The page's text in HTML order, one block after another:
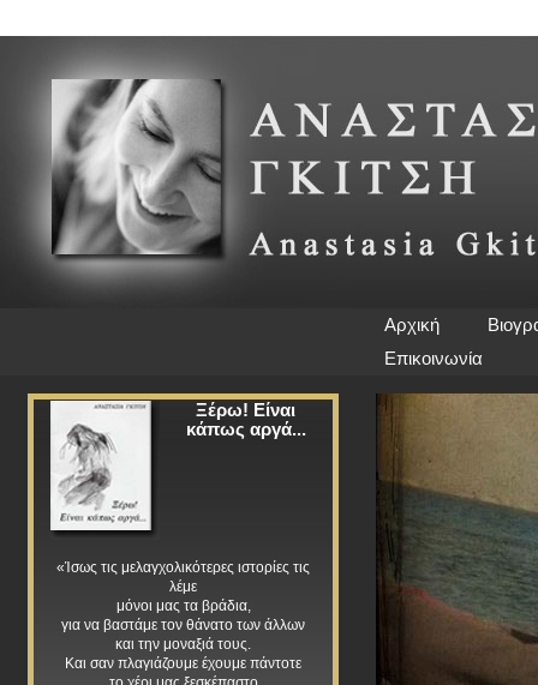
Αρχική
Επικοινωνία
Ξέρω! Είναι
κάπως αργά...
«Ίσως τις μελαγχολικότερες ιστορίες τις
λέμε
μόνοι μας τα βράδια,
για να βαστάμε τον θάνατο των άλλων
και την μοναξιά τους.
Και σαν πλαγιάζουμε έχουμε πάντοτε